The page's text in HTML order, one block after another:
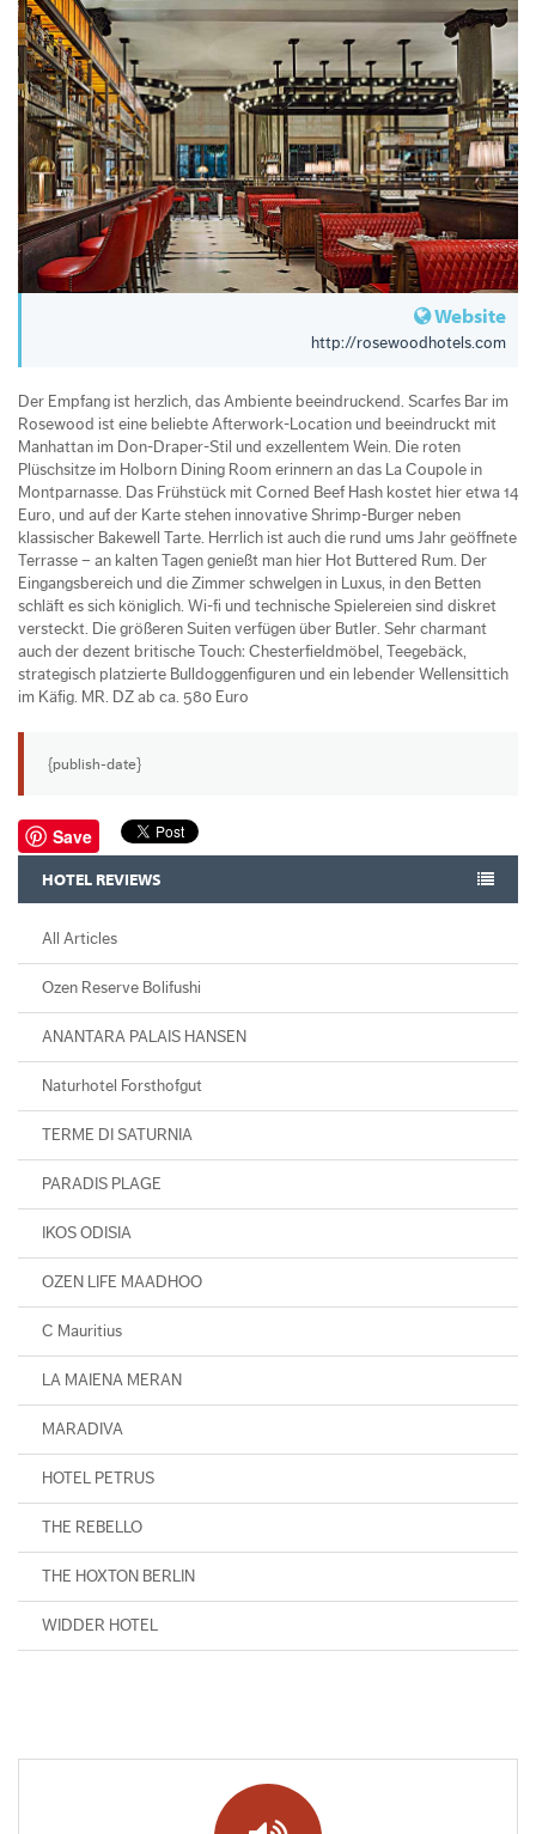
Website
http://rosewoodhotels.com
Der Empfang ist herzlich, das Ambiente beeindruckend. Scarfes Bar im
Rosewood ist eine beliebte Afterwork-Location und beeindruckt mit
Manhattan im Don-Draper-Stil und exzellentem Wein. Die roten
Plüschsitze im Holborn Dining Room erinnern an das La Coupole in
Montparnasse. Das Frühstück mit Corned Beef Hash kostet hier etwa 14
Euro, und auf der Karte stehen innovative Shrimp-Burger neben
klassischer Bakewell Tarte. Herrlich ist auch die rund ums Jahr geöffnete
Terrasse – an kalten Tagen genießt man hier Hot Buttered Rum. Der
Eingangsbereich und die Zimmer schwelgen in Luxus, in den Betten
schläft es sich königlich. Wi-fi und technische Spielereien sind diskret
versteckt. Die größeren Suiten verfügen über Butler. Sehr charmant
auch der dezent britische Touch: Chesterfieldmöbel, Teegebäck,
strategisch platzierte Bulldoggenfiguren und ein lebender Wellensittich
im Käfig. MR. DZ ab ca. 580 Euro
{publish-date}
Save
HOTEL REVIEWS
All Articles
Ozen Reserve Bolifushi
ANANTARA PALAIS HANSEN
Naturhotel Forsthofgut
TERME DI SATURNIA
PARADIS PLAGE
IKOS ODISIA
OZEN LIFE MAADHOO
C Mauritius
LA MAIENA MERAN
MARADIVA
HOTEL PETRUS
THE REBELLO
THE HOXTON BERLIN
WIDDER HOTEL